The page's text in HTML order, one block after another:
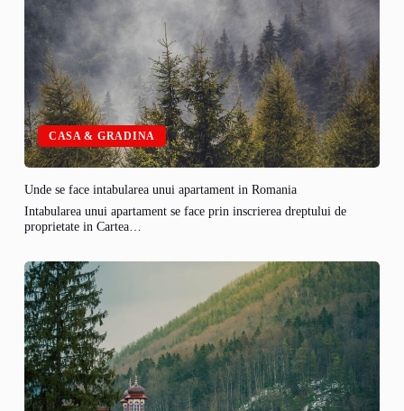
CASA & GRADINA
Unde se face intabularea unui apartament in Romania
Intabularea unui apartament se face prin inscrierea dreptului de
proprietate in Cartea…